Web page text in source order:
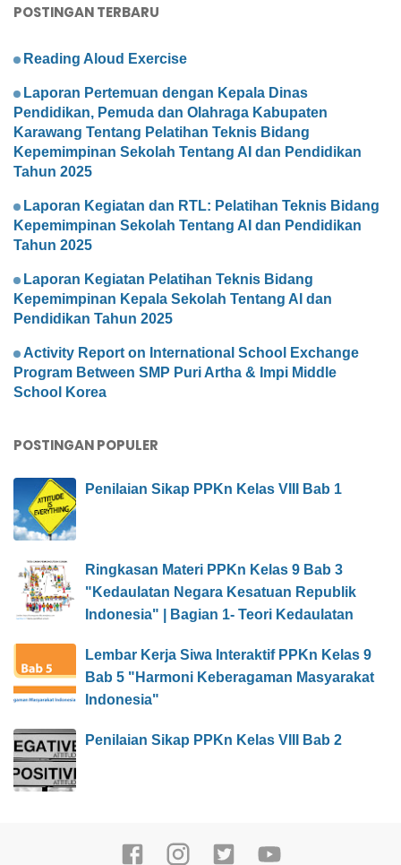
POSTINGAN TERBARU
Reading Aloud Exercise
Laporan Pertemuan dengan Kepala Dinas
Pendidikan, Pemuda dan Olahraga Kabupaten
Karawang Tentang Pelatihan Teknis Bidang
Kepemimpinan Sekolah Tentang AI dan Pendidikan
Tahun 2025
Laporan Kegiatan dan RTL: Pelatihan Teknis Bidang
Kepemimpinan Sekolah Tentang AI dan Pendidikan
Tahun 2025
Laporan Kegiatan Pelatihan Teknis Bidang
Kepemimpinan Kepala Sekolah Tentang AI dan
Pendidikan Tahun 2025
Activity Report on International School Exchange
Program Between SMP Puri Artha & Impi Middle
School Korea
POSTINGAN POPULER
Penilaian Sikap PPKn Kelas VIII Bab 1
Ringkasan Materi PPKn Kelas 9 Bab 3
"Kedaulatan Negara Kesatuan Republik
Indonesia" | Bagian 1- Teori Kedaulatan
Lembar Kerja Siwa Interaktif PPKn Kelas 9
Bab 5 "Harmoni Keberagaman Masyarakat
Indonesia"
Penilaian Sikap PPKn Kelas VIII Bab 2